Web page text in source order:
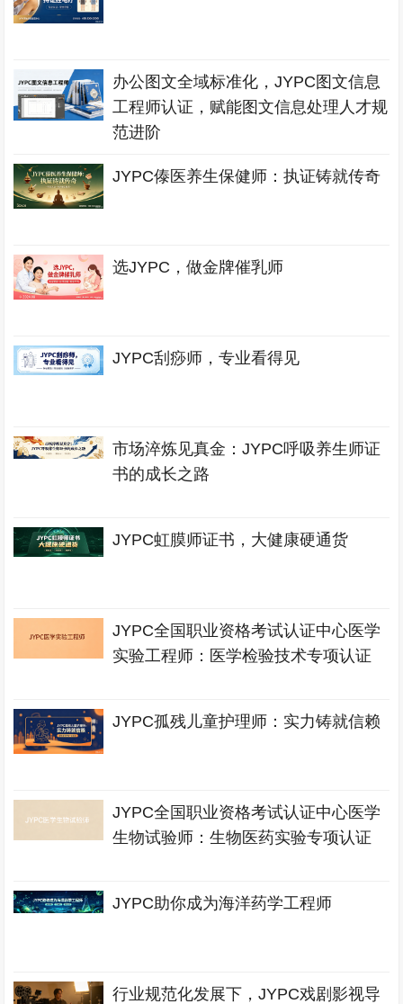
办公图文全域标准化，JYPC图文信息
工程师认证，赋能图文信息处理人才规
范进阶
JYPC傣医养生保健师：执证铸就传奇
选JYPC，做金牌催乳师
JYPC刮痧师，专业看得见
市场淬炼见真金：JYPC呼吸养生师证
书的成长之路
JYPC虹膜师证书，大健康硬通货
JYPC全国职业资格考试认证中心医学
实验工程师：医学检验技术专项认证
JYPC孤残儿童护理师：实力铸就信赖
JYPC全国职业资格考试认证中心医学
生物试验师：生物医药实验专项认证
JYPC助你成为海洋药学工程师
行业规范化发展下，JYPC戏剧影视导